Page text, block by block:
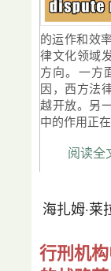
的运作和效
律文化领域
方向。一方
因，西方法
越开放。另
中的作用正
阅读全
海扎姆·莱
行刑机